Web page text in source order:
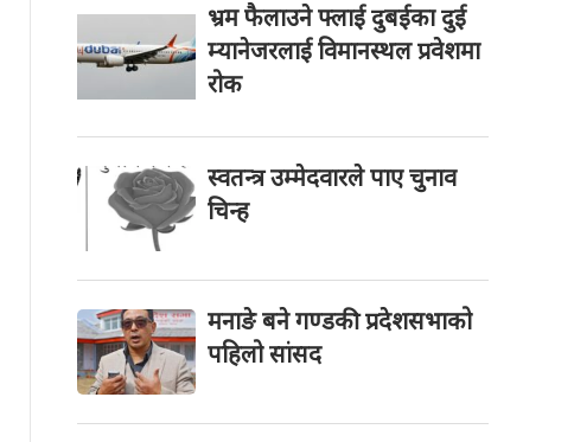
भ्रम फैलाउने फ्लाई दुबईका दुई
म्यानेजरलाई विमानस्थल प्रवेशमा
रोक
स्वतन्त्र उम्मेदवारले पाए चुनाव
चिन्ह
मनाङे बने गण्डकी प्रदेशसभाको
पहिलो सांसद